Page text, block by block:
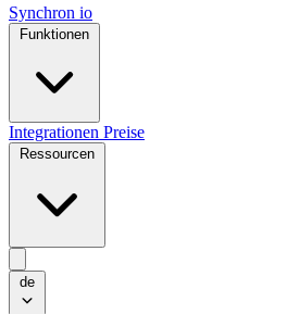
Synchron io
Integrationen Preise
de